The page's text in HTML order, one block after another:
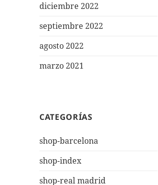
diciembre 2022
septiembre 2022
agosto 2022
marzo 2021
CATEGORÍAS
shop-barcelona
shop-index
shop-real madrid